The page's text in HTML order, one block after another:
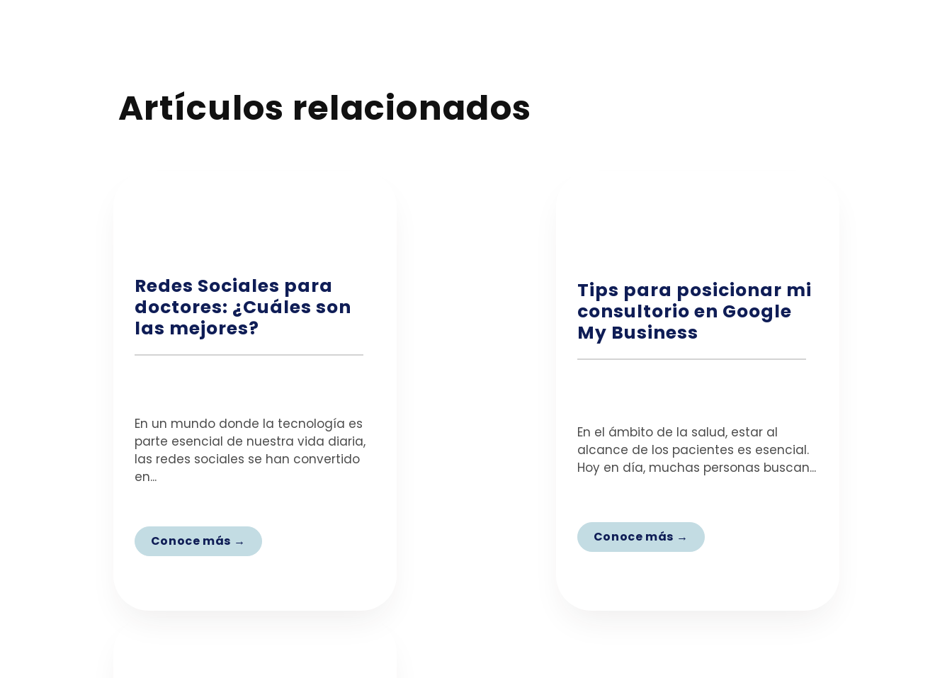
Artículos relacionados
Redes Sociales para
doctores: ¿Cuáles son
las mejores?
En un mundo donde la tecnología es
parte esencial de nuestra vida diaria,
las redes sociales se han convertido
en...
Conoce más →
Tips para posicionar mi
consultorio en Google
My Business
En el ámbito de la salud, estar al
alcance de los pacientes es esencial.
Hoy en día, muchas personas buscan...
Conoce más →